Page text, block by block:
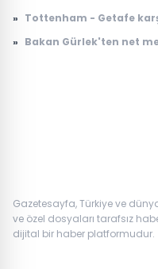
» Tottenham - Getafe
» Bakan Gürlek'ten net
Gazetesayfa, Türkiye ve
ve özel dosyaları tarafsız
dijital bir haber platformudur.